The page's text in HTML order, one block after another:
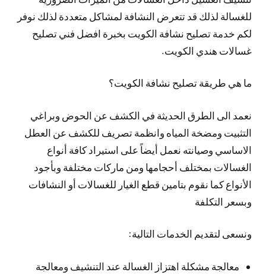
للغسالة لذلك قد تتعرض النشافة لمشاكل متعددة لذلك نوفر
لكم خدمة تصليح نشافة الكويت بخبرة افضل فني تصليح
غسالات هندي الكويت.
ما هي طريقة تصليح نشافة الكويت؟
نعمد الى الطرق الحديثة في الكشف عن الحوض وبراغي
التثبيت ومضخة المياه وانظمة تصريف للكشف عن العطل
الاساسي وصيانته نعمل أيضاً على استيراد كافة أنواع
الغسالات بمختلف أحجامها ومن ماركات مختلفة وبأجود
الأنواع كما نقوم بتامين قطع الغيار للغسالات أو النشافات
وبسعر التكلفة
ونسعى لتقديم الخدمات التالية:
معالجة مشكلة اهتزاز الغسالة عند التنشيف ومعالجة